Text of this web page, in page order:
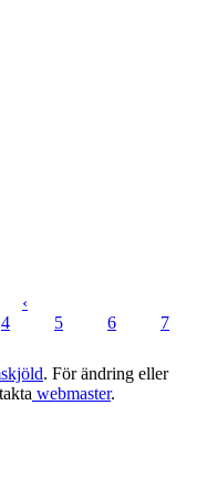
‹
4 5 6 7
. För ändring eller
webmaster.